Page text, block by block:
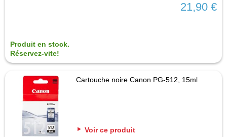
21,90 €
Produit en stock.
Réservez-vite!
Cartouche noire Canon PG-512, 15ml
Voir ce produit